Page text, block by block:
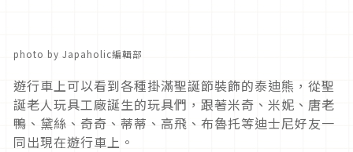
photo by Japaholic編輯部
遊行車上可以看到各種掛滿聖誕節裝飾的泰迪熊，從聖
誕老人玩具工廠誕生的玩具們，跟著米奇、米妮、唐老
鴨、黛絲、奇奇、蒂蒂、高飛、布魯托等迪士尼好友一
同出現在遊行車上。